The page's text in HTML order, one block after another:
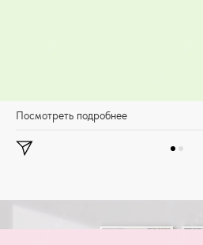
Посмотреть подробнее